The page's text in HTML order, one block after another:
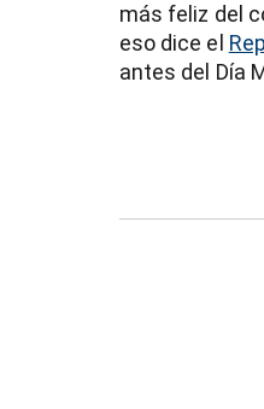
más feliz del
eso dice el
antes del Día